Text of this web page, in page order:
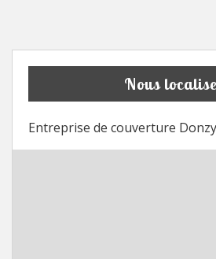
Nous
Entreprise de couverture